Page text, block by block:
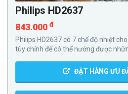
Philips HD2637
843.000 đ
Philips HD2637 có 7 chế độ nhiệt
tùy chỉnh để có thể nướng được
ĐẶT HÀNG ƯU